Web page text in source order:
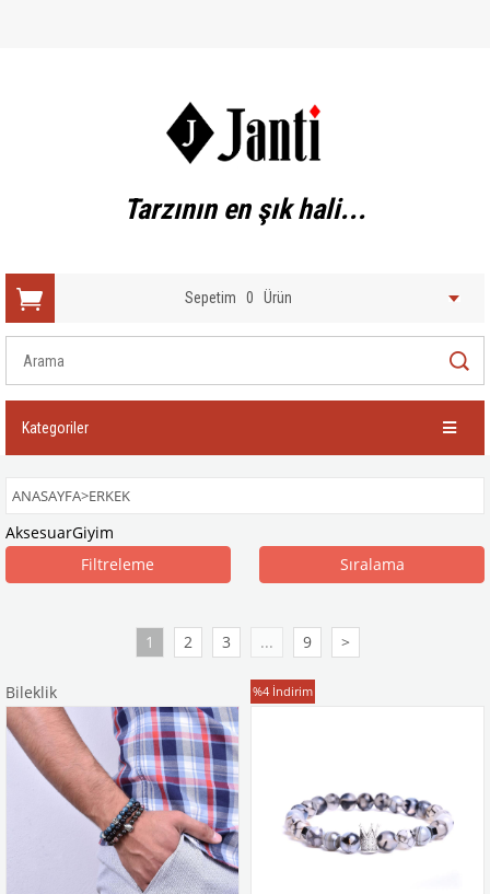
Tarzının en şık hali...
Sepetim 0 Ürün
Kategoriler
ANASAYFA>ERKEK
AksesuarGiyim
Filtreleme
Sıralama
1 2 3 ... 9 >
Bileklik Bileklik
%4 İndirim